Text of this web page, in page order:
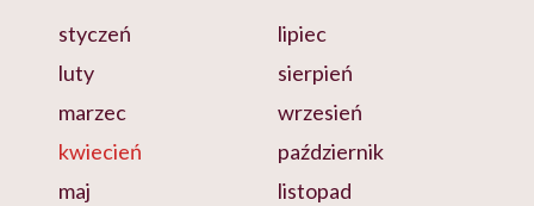
styczeń
luty
marzec
kwiecień
maj
lipiec
sierpień
wrzesień
październik
listopad